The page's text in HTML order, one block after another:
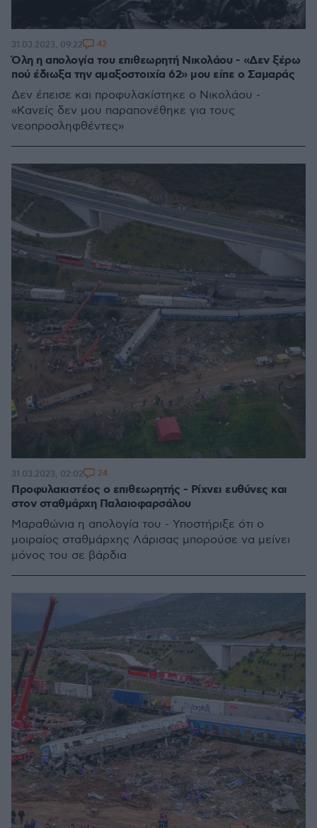
Όλη η απολογία του επιθεωρητή Νικολάου - «Δεν ξέρω
πού έδιωξα την αμαξοστοιχία 62» μου είπε ο Σαμαράς
Δεν έπεισε και προφυλακίστηκε ο Νικολάου -
«Κανείς δεν μου παραπονέθηκε για τους
νεοπροσληφθέντες»
31.03.2023, 09:22 42
Προφυλακιστέος ο επιθεωρητής - Ρίχνει ευθύνες και
στον σταθμάρχη Παλαιοφαρσάλου
Μαραθώνια η απολογία του - Υποστήριξε ότι ο
μοιραίος σταθμάρχης Λάρισας μπορούσε να μείνει
μόνος του σε βάρδια
31.03.2023, 02:02 24